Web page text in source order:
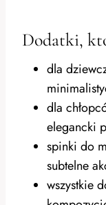
Dodatki,
dla
dla
elegancki
spinki do
subtelne
wszystkie